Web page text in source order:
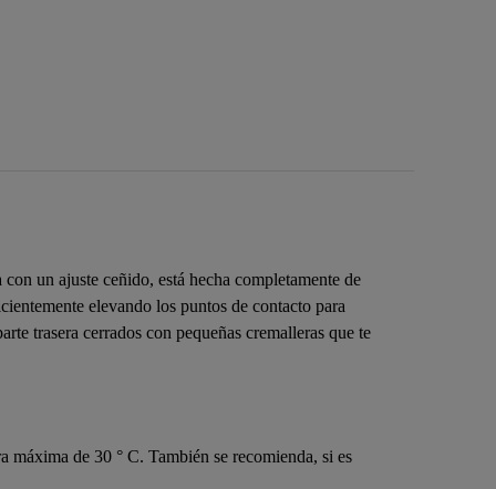
un ajuste ceñido, está hecha completamente de
elevando los puntos de contacto para
trasera cerrados con pequeñas cremalleras que te
máxima de 30 ° C. También se recomienda, si es